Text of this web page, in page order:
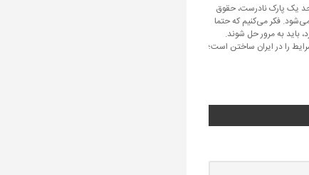
حد یک پارک نادرست، حقوق
فکر می‌کنیم که حتما
باید به مرور حل شوند.
را در ایران ساختن است؛